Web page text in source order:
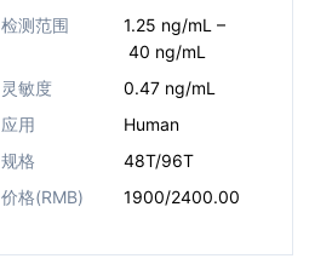
检测范围
1.25 ng/mL –
40 ng/mL
灵敏度
0.47 ng/mL
应用
Human
规格
48T/96T
价格(RMB)
1900/2400.00